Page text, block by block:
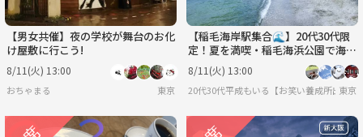
【男女共催】夜の学校が舞台のお化
け屋敷に行こう!
8/11(火) 13:00
おちゃまる 東京
【稲毛海岸駅集合🌊】20代30代限
定！夏を満喫・稲毛海浜公園で海水
浴ピクニック✨
8/11(火) 13:00
20代30代平成もいる【お笑い養成所出身
東京